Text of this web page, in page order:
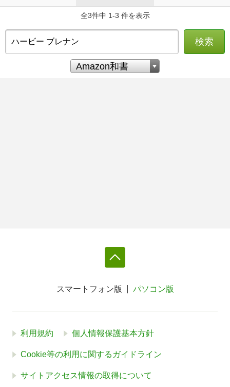
全3件中 1-3 件を表示
検索
スマートフォン版 パソコン版
利用規約 個人情報保護基本方針
Cookie等の利用に関するガイドライン
サイトアクセス情報の取得について